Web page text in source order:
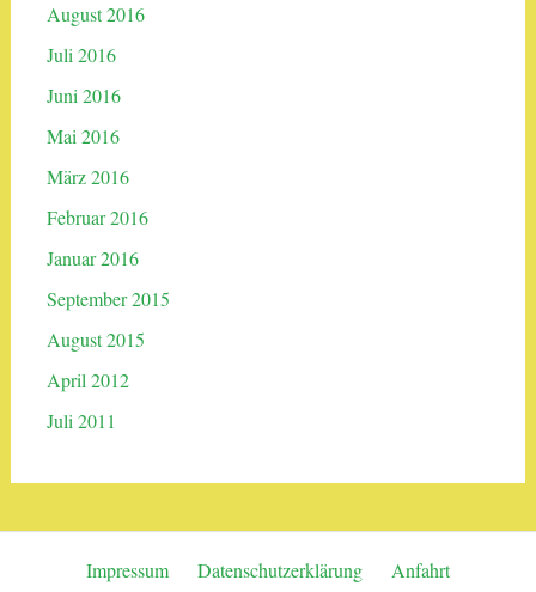
August 2016
Juli 2016
Juni 2016
Mai 2016
März 2016
Februar 2016
Januar 2016
September 2015
August 2015
April 2012
Juli 2011
Impressum Datenschutzerklärung Anfahrt